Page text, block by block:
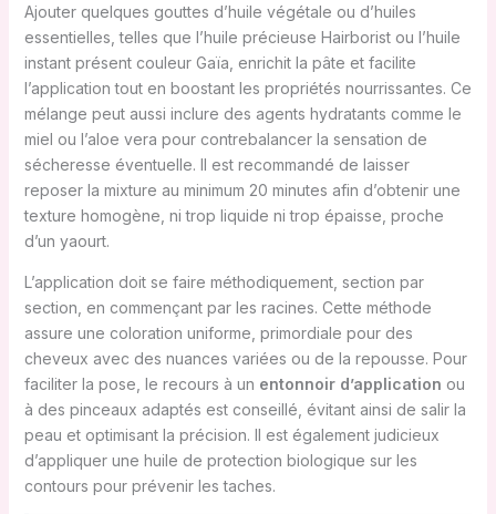
Ajouter quelques gouttes d’huile végétale ou d’huiles
essentielles, telles que l’huile précieuse Hairborist ou l’huile
instant présent couleur Gaïa, enrichit la pâte et facilite
l’application tout en boostant les propriétés nourrissantes. Ce
mélange peut aussi inclure des agents hydratants comme le
miel ou l’aloe vera pour contrebalancer la sensation de
sécheresse éventuelle. Il est recommandé de laisser
reposer la mixture au minimum 20 minutes afin d’obtenir une
texture homogène, ni trop liquide ni trop épaisse, proche
d’un yaourt.
L’application doit se faire méthodiquement, section par
section, en commençant par les racines. Cette méthode
assure une coloration uniforme, primordiale pour des
cheveux avec des nuances variées ou de la repousse. Pour
faciliter la pose, le recours à un entonnoir d’application ou
à des pinceaux adaptés est conseillé, évitant ainsi de salir la
peau et optimisant la précision. Il est également judicieux
d’appliquer une huile de protection biologique sur les
contours pour prévenir les taches.